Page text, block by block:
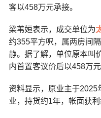
客以458万元承接。
梁苇姮表示，成交单位为
约355平方呎，属两房间
静。据了解，单位原本叫
内首置客议价后以458万
资料显示，原业主于
业，持货约1年，帐面获